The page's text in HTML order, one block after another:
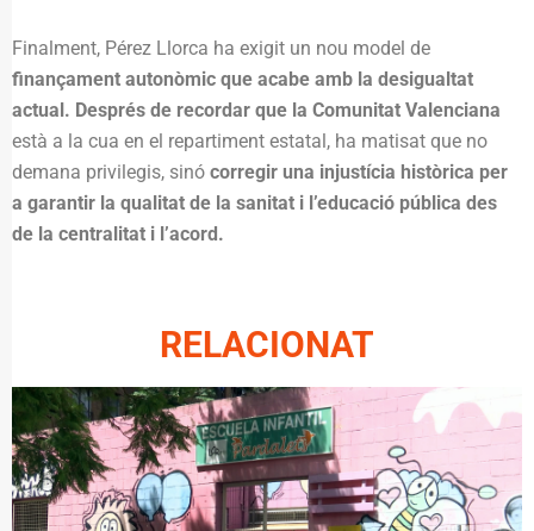
Finalment, Pérez Llorca ha exigit un nou model de
finançament autonòmic que acabe amb la desigualtat
actual. Després de recordar que la Comunitat Valenciana
està a la cua en el repartiment estatal, ha matisat que no
demana privilegis, sinó corregir una injustícia històrica per
a garantir la qualitat de la sanitat i l’educació pública des
de la centralitat i l’acord.
RELACIONAT